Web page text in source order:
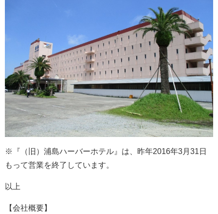
※『（旧）浦島ハーバーホテル』は、昨年2016年3月31日
もって営業を終了しています。
以上
【会社概要】